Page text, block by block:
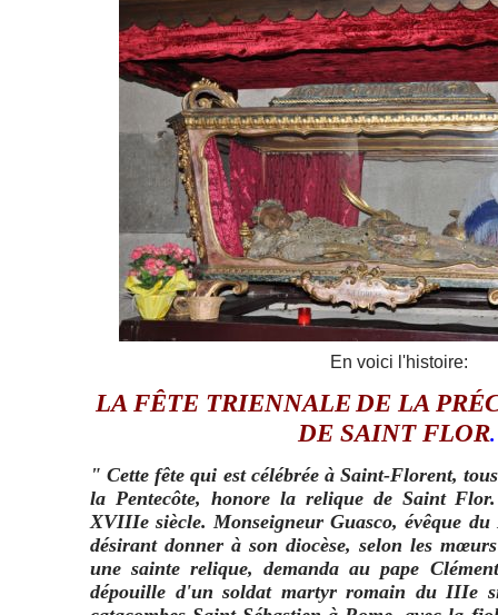
En voici l'histoire:
LA FÊTE TRIENNALE DE LA
DE SAINT FLOR.
" Cette fête qui est célébrée à Saint-Florent,
la Pentecôte, honore la relique de Saint
XVIIIe siècle. Monseigneur Guasco, évêque du
désirant donner à son diocèse, selon les
une sainte relique, demanda au pape
dépouille d'un soldat martyr romain du IIIe